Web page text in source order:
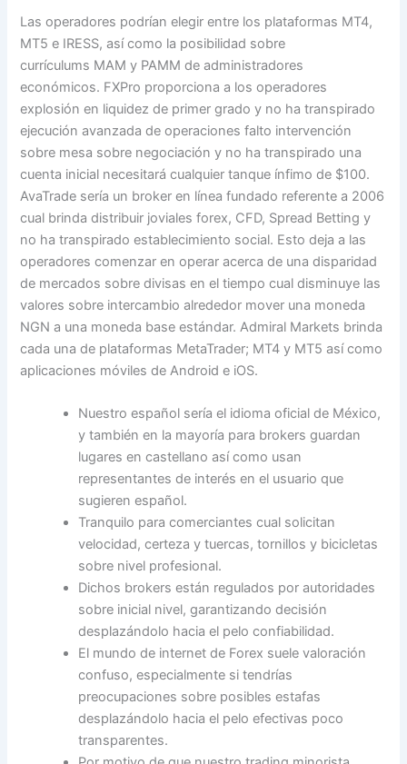
Las operadores podrían elegir entre los plataformas MT4,
MT5 e IRESS, así como la posibilidad sobre
currículums MAM y PAMM de administradores
económicos. FXPro proporciona a los operadores
explosión en liquidez de primer grado y no ha transpirado
ejecución avanzada de operaciones falto intervención
sobre mesa sobre negociación y no ha transpirado una
cuenta inicial necesitará cualquier tanque ínfimo de $100.
AvaTrade serí­a un broker en línea fundado referente a 2006
cual brinda distribuir joviales forex, CFD, Spread Betting y
no ha transpirado establecimiento social. Esto deja a las
operadores comenzar en operar acerca de una disparidad
de mercados sobre divisas en el tiempo cual disminuye las
valores sobre intercambio alrededor mover una moneda
NGN a una moneda base estándar. Admiral Markets brinda
cada una de plataformas MetaTrader; MT4 y MT5 así­ como
aplicaciones móviles de Android e iOS.
Nuestro español serí­a el idioma oficial de México,
y también en la mayoría para brokers guardan
lugares en castellano así­ como usan
representantes de interés en el usuario que
sugieren español.
Tranquilo para comerciantes cual solicitan
velocidad, certeza y tuercas, tornillos y bicicletas
sobre nivel profesional.
Dichos brokers están regulados por autoridades
sobre inicial nivel, garantizando decisión
desplazándolo hacia el pelo confiabilidad.
El mundo de internet de Forex suele valoración
confuso, especialmente si tendrí­as
preocupaciones sobre posibles estafas
desplazándolo hacia el pelo efectivas poco
transparentes.